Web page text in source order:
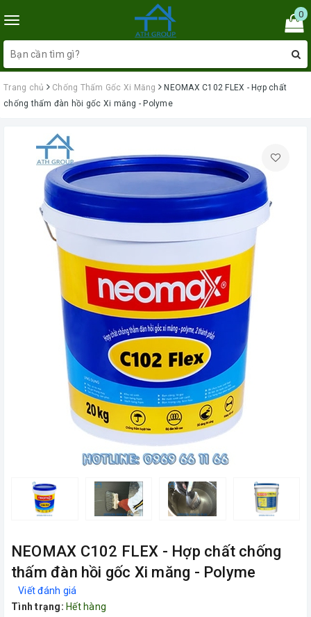
Toggle
navigation
0
Trang chủ Chống Thấm Gốc Xi Măng
NEOMAX C102 FLEX - Hợp chất
chống thấm đàn hồi gốc Xi măng - Polyme
NEOMAX C102 FLEX - Hợp chất chống
thấm đàn hồi gốc Xi măng - Polyme
Viết đánh giá
Tình trạng: Hết hàng